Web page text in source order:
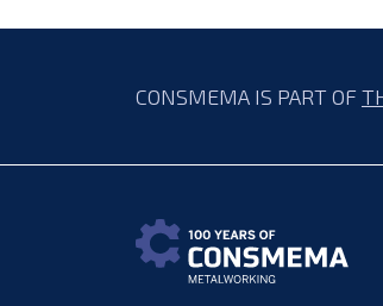
CONSMEMA IS PART OF